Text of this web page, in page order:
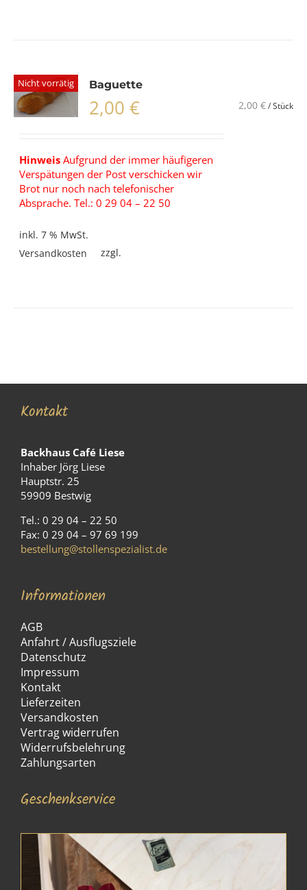
Nicht vorrätig Baguette
2,00€ 2,00 €/Stück
Hinweis Aufgrund der immer häufigeren
Verspätungen der Post verschicken wir
Brot nur noch nach telefonischer
Absprache. Tel.: 0 29 04 – 22 50
inkl. 7 % MwSt.
zzgl.
Versandkosten
Kontakt
Backhaus Café Liese
Inhaber Jörg Liese
Hauptstr. 25
59909 Bestwig
Tel.: 0 29 04 – 22 50
Fax: 0 29 04 – 97 69 199
bestellung@stollenspezialist.de
Informationen
AGB
Anfahrt / Ausflugsziele
Datenschutz
Impressum
Kontakt
Lieferzeiten
Versandkosten
Vertrag widerrufen
Widerrufsbelehrung
Zahlungsarten
Geschenkservice